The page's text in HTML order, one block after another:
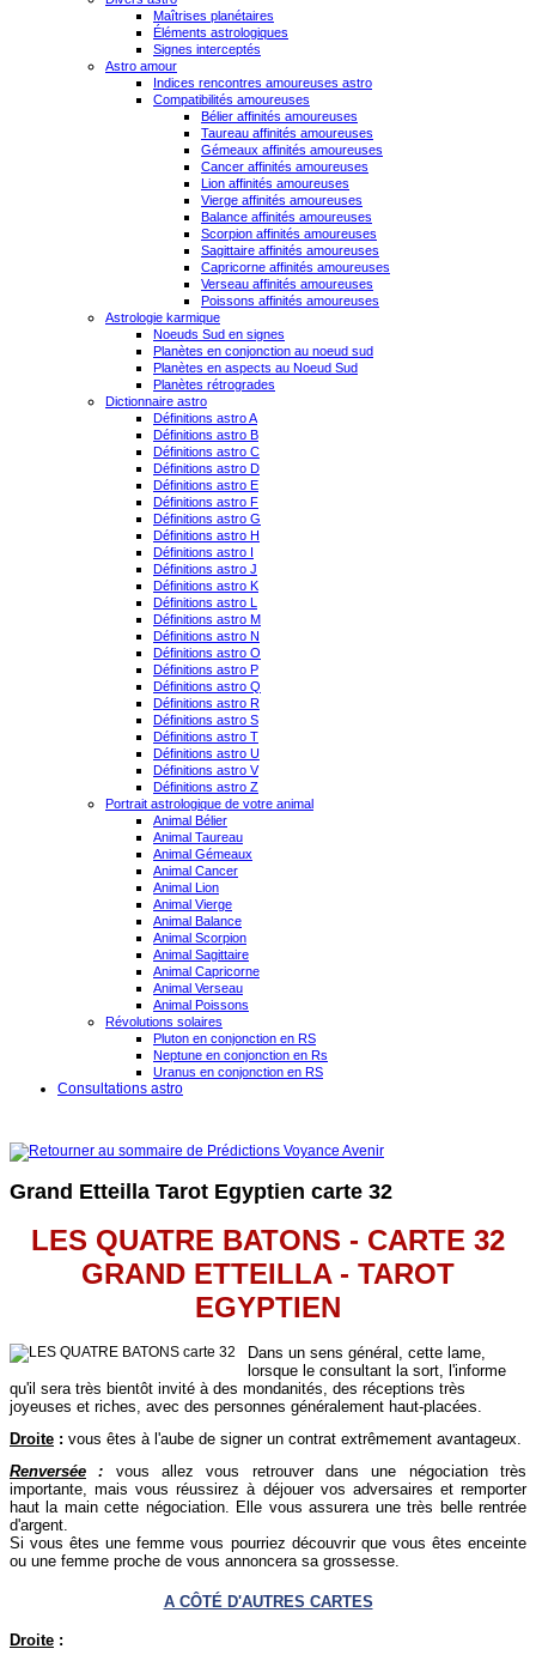
Maîtrises planétaires
Éléments astrologiques
Signes interceptés
Astro amour
Indices rencontres amoureuses astro
Compatibilités amoureuses
Bélier affinités amoureuses
Taureau affinités amoureuses
Gémeaux affinités amoureuses
Cancer affinités amoureuses
Lion affinités amoureuses
Vierge affinités amoureuses
Balance affinités amoureuses
Scorpion affinités amoureuses
Sagittaire affinités amoureuses
Capricorne affinités amoureuses
Verseau affinités amoureuses
Poissons affinités amoureuses
Astrologie karmique
Noeuds Sud en signes
Planètes en conjonction au noeud sud
Planètes en aspects au Noeud Sud
Planètes rétrogrades
Dictionnaire astro
Définitions astro A
Définitions astro B
Définitions astro C
Définitions astro D
Définitions astro E
Définitions astro F
Définitions astro G
Définitions astro H
Définitions astro I
Définitions astro J
Définitions astro K
Définitions astro L
Définitions astro M
Définitions astro N
Définitions astro O
Définitions astro P
Définitions astro Q
Définitions astro R
Définitions astro S
Définitions astro T
Définitions astro U
Définitions astro V
Définitions astro Z
Portrait astrologique de votre animal
Animal Bélier
Animal Taureau
Animal Gémeaux
Animal Cancer
Animal Lion
Animal Vierge
Animal Balance
Animal Scorpion
Animal Sagittaire
Animal Capricorne
Animal Verseau
Animal Poissons
Révolutions solaires
Pluton en conjonction en RS
Neptune en conjonction en Rs
Uranus en conjonction en RS
Consultations astro
Grand Etteilla Tarot Egyptien carte 32
LES QUATRE BATONS - CARTE 32
GRAND ETTEILLA - TAROT
EGYPTIEN
Dans un sens général, cette lame,
lorsque le consultant la sort, l'informe
qu'il sera très bientôt invité à des mondanités, des réceptions très
joyeuses et riches, avec des personnes généralement haut-placées.
Droite : vous êtes à l'aube de signer un contrat extrêmement avantageux.
Renversée :
vous allez vous retrouver dans une négociation très
importante, mais vous réussirez à déjouer vos adversaires et remporter
haut la main cette négociation. Elle vous assurera une très belle rentrée
d'argent.
Si vous êtes une femme vous pourriez découvrir que vous êtes enceinte
ou une femme proche de vous annoncera sa grossesse.
A CÔTÉ D'AUTRES CARTES
Droite :